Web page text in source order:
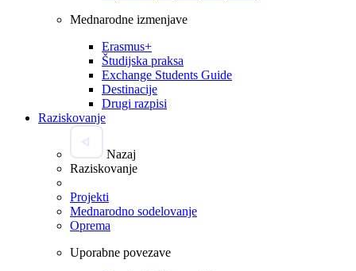
Mednarodne izmenjave
Erasmus+
Študijska praksa
Exchange Students Guide
Destinacije
Drugi razpisi
Raziskovanje
Nazaj
Raziskovanje
Projekti
Mednarodno sodelovanje
Oprema
Uporabne povezave